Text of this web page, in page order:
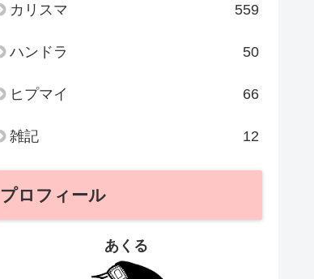
カリスマ 559
ハンドラ 50
ヒプマイ 66
雑記 12
プロフィール
あくる